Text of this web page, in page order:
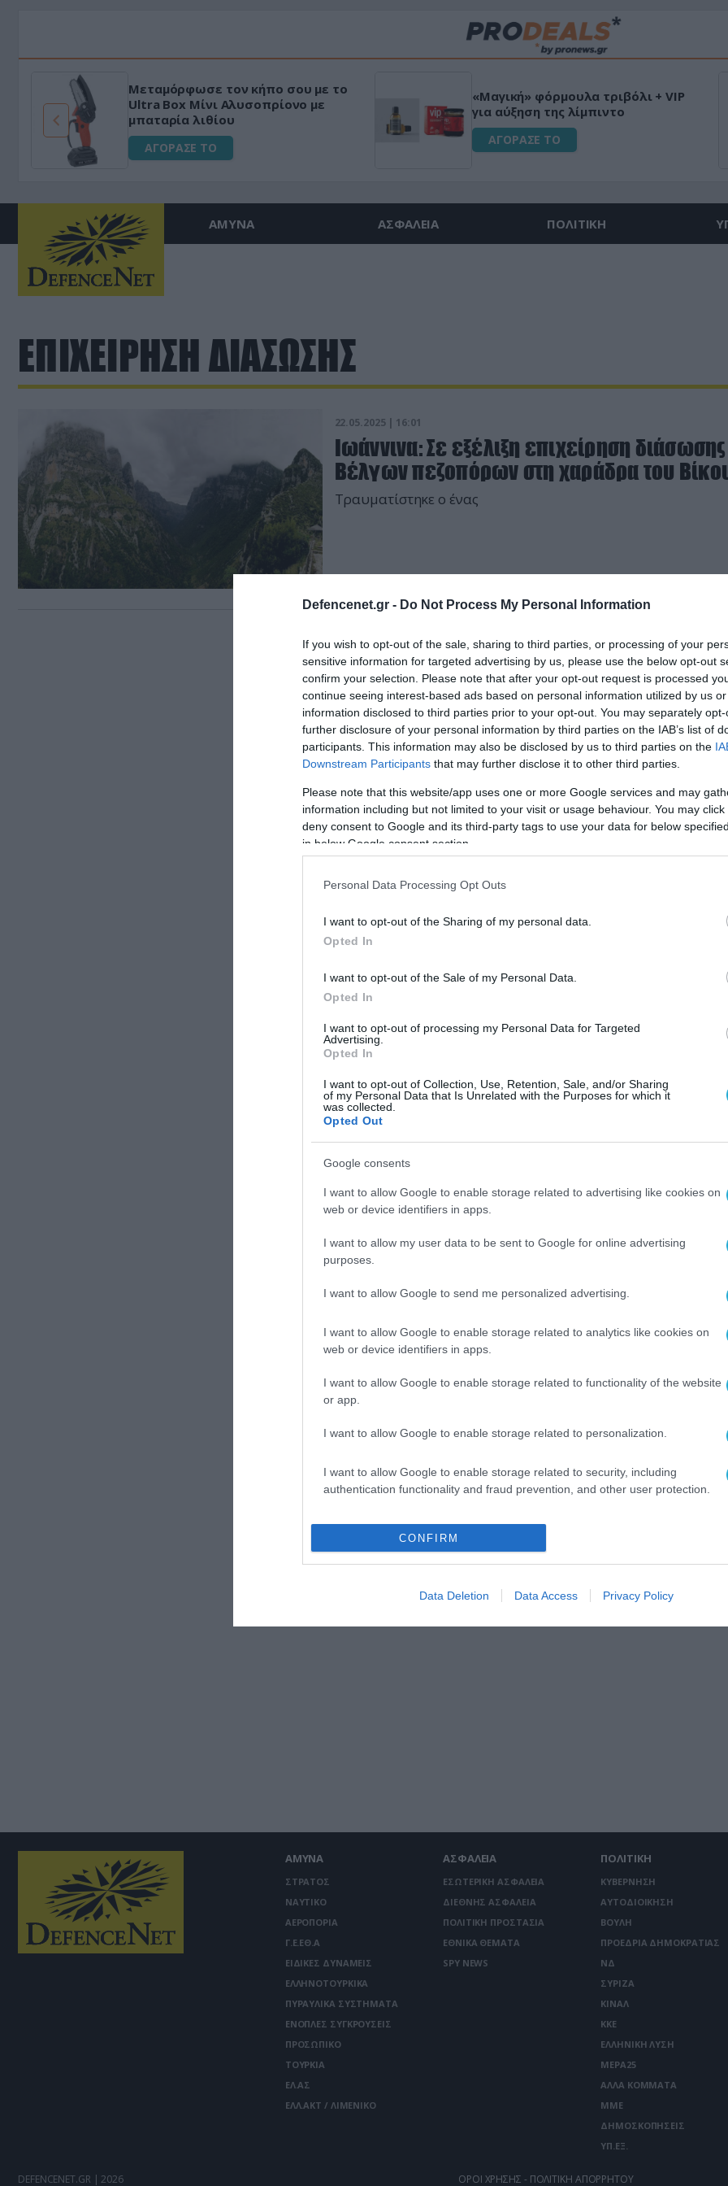
Defencenet.gr - Do Not Process My Personal Information
If you wish to opt-out of the sale, sharing to third parties, or processing of your
sensitive information for targeted advertising by us, please use the below opt-out
confirm your selection. Please note that after your opt-out request is processed
continue seeing interest-based ads based on personal information utilized by us
information disclosed to third parties prior to your opt-out. You may separately
further disclosure of your personal information by third parties on the IAB’s list of
participants. This information may also be disclosed by us to third parties on the
Downstream Participants that may further disclose it to other third parties.
Please note that this website/app uses one or more Google services and may
information including but not limited to your visit or usage behaviour. You may
deny consent to Google and its third-party tags to use your data for below
in below Google consent section.
Personal Data Processing Opt Outs
I want to opt-out of the Sharing of my personal data.
Opted In
I want to opt-out of the Sale of my Personal Data.
Opted In
I want to opt-out of processing my Personal Data for Targeted
Advertising.
Opted In
I want to opt-out of Collection, Use, Retention, Sale, and/or Sharing
of my Personal Data that Is Unrelated with the Purposes for which it
was collected.
Opted Out
Google consents
I want to allow Google to enable storage related to advertising like cookies on
web or device identifiers in apps.
I want to allow my user data to be sent to Google for online advertising
purposes.
I want to allow Google to send me personalized advertising.
I want to allow Google to enable storage related to analytics like cookies on
web or device identifiers in apps.
I want to allow Google to enable storage related to functionality of the website
or app.
I want to allow Google to enable storage related to personalization.
I want to allow Google to enable storage related to security, including
authentication functionality and fraud prevention, and other user protection.
CONFIRM
Data Deletion Data Access Privacy Policy
Μεταμόρφωσε τον κήπο σου με το
Ultra Box Μίνι Αλυσοπρίονο με
μπαταρία λιθίου
ΑΓΟΡΑΣΕ ΤΟ
«Μαγική» φόρμουλα τριβόλι + VIP
για αύξηση της λίμπιντο
ΑΓΟΡΑΣΕ ΤΟ
ΑΜΥΝΑ ΑΣΦΑΛΕΙΑ ΠΟΛΙΤΙΚΗ
ΕΠΙΧΕΙΡΗΣΗ ΔΙΑΣΩΣΗΣ
22.05.2025 | 16:01
Ιωάννινα: Σε εξέλιξη επιχείρηση
Βέλγων πεζοπόρων στη χαράδρα του
Τραυματίστηκε ο ένας
ΑΜΥΝΑ
ΣΤΡΑΤΟΣ
ΝΑΥΤΙΚΟ
ΑΕΡΟΠΟΡΙΑ
Γ.Ε.ΕΘ.Α
ΕΙΔΙΚΕΣ ΔΥΝΑΜΕΙΣ
ΕΛΛΗΝΟΤΟΥΡΚΙΚΑ
ΠΥΡΑΥΛΙΚΑ ΣΥΣΤΗΜΑΤΑ
ΕΝΟΠΛΕΣ ΣΥΓΚΡΟΥΣΕΙΣ
ΠΡΟΣΩΠΙΚΟ
ΤΟΥΡΚΙΑ
ΕΛ.ΑΣ
ΕΛΛ.ΑΚΤ / ΛΙΜΕΝΙΚΟ
ΑΣΦΑΛΕΙΑ
ΕΣΩΤΕΡΙΚΗ ΑΣΦΑΛΕΙΑ
ΔΙΕΘΝΗΣ ΑΣΦΑΛΕΙΑ
ΠΟΛΙΤΙΚΗ ΠΡΟΣΤΑΣΙΑ
ΕΘΝΙΚΑ ΘΕΜΑΤΑ
SPY NEWS
ΠΟΛΙΤΙΚΗ
ΚΥΒΕΡΝΗΣΗ
ΑΥΤΟΔΙΟΙΚΗΣΗ
ΒΟΥΛΗ
ΠΡΟΕΔΡΙΑ ΔΗΜΟΚΡΑΤΙΑΣ
ΝΔ
ΣΥΡΙΖΑ
ΚΙΝΑΛ
ΚΚΕ
ΕΛΛΗΝΙΚΗ ΛΥΣΗ
ΜΕΡΑ25
ΑΛΛΑ ΚΟΜΜΑΤΑ
ΜΜΕ
ΔΗΜΟΣΚΟΠΗΣΕΙΣ
ΥΠ.ΕΞ.
DEFENCENET.GR | 2026 ΟΡΟΙ ΧΡΗΣΗΣ - ΠΟΛΙΤΙΚΗ ΑΠΟΡΡΗΤΟΥ